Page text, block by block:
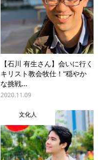
【石川 有生さん】会いに行く
キリスト教会牧仕！“穏やか
な挑戦...
2020.11.09
文化人